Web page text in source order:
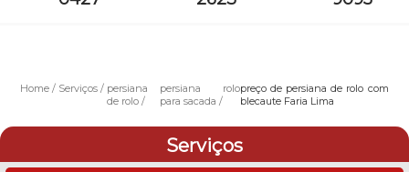
Home Serviços
persiana
de rolo
persiana rolo
para sacada
preço de persiana de rolo com
blecaute Faria Lima
Serviços